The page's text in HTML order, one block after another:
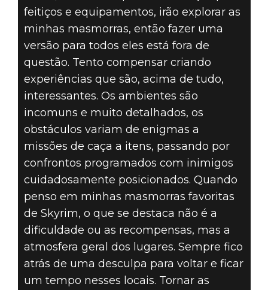
feitiços e equipamentos, irão explorar as
minhas masmorras, então fazer uma
versão para todos eles está fora de
questão. Tento compensar criando
experiências que são, acima de tudo,
interessantes. Os ambientes são
incomuns e muito detalhados, os
obstáculos variam de enigmas a
missões de caça a itens, passando por
confrontos programados com inimigos
cuidadosamente posicionados. Quando
penso em minhas masmorras favoritas
de Skyrim, o que se destaca não é a
dificuldade ou as recompensas, mas a
atmosfera geral dos lugares. Sempre fico
atrás de uma desculpa para voltar e ficar
um tempo nesses locais. Tornar as